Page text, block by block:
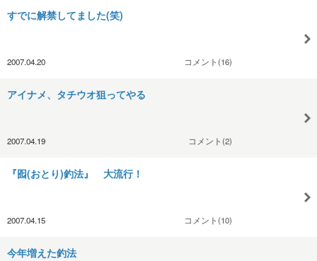
すでに解禁してました(笑)
2007.04.20 コメント(16)
アイナメ、タチウオ狙ってやる
2007.04.19 コメント(2)
『囮(おとり)釣法』 大流行！
2007.04.15 コメント(10)
今年増えた釣法